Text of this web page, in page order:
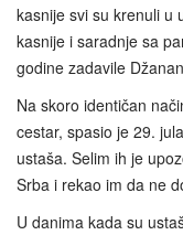
kasnije svi su krenuli u
kasnije i saradnje sa
godine zadavile
Na skoro identičan
cestar, spasio je 29.
ustaša. Selim ih je
Srba i rekao im da ne
U danima kada su